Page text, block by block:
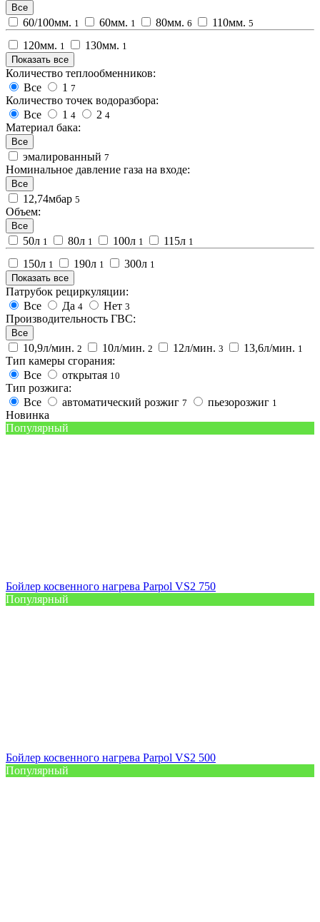
Все
60/100мм. 1 60мм. 1 80мм. 6 110мм. 5
120мм. 1 130мм. 1
Показать все
Количество теплообменников:
Все
1 7
Количество точек водоразбора:
Все
1 4 2 4
Материал бака:
Все
эмалированный 7
Номинальное давление газа на входе:
Все
12,74мбар 5
Объем:
Все
50л 1 80л 1 100л 1 115л 1
150л 1 190л 1 300л 1
Показать все
Патрубок рециркуляции:
Все
Да 4 Нет 3
Производительность ГВС:
Все
10,9л/мин. 2 10л/мин. 2 12л/мин. 3 13,6л/мин. 1
Тип камеры сгорания:
Все
открытая 10
Тип розжига:
Все
автоматический розжиг 7 пьезорозжиг 1
Новинка
Популярный
Бойлер косвенного нагрева Parpol VS2 750
Популярный
Бойлер косвенного нагрева Parpol VS2 500
Популярный